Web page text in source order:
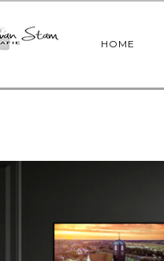
HOME